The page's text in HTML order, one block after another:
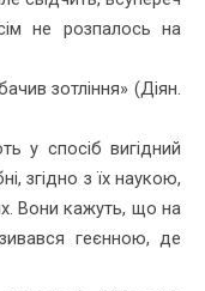
не розпалось на
зотління» (Діян.
у спосіб вигідний
згідно з їх наукою,
Вони кажуть, що на
геєнною, де